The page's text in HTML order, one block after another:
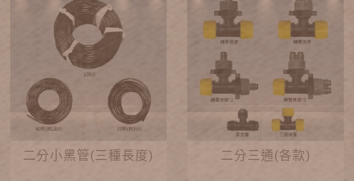
二分小黑管(三種長度) 二分三通(各款)